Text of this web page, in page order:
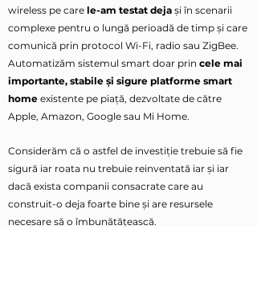
wireless pe care le-am testat deja și în scenarii
complexe pentru o lungă perioadă de timp și care
comunică prin protocol Wi-Fi, radio sau ZigBee.
Automatizăm sistemul smart doar prin cele mai
importante, stabile și sigure platforme smart
home existente pe piață, dezvoltate de către
Apple, Amazon, Google sau Mi Home.
Considerăm că o astfel de investiție trebuie să fie
sigură iar roata nu trebuie reinventată iar și iar
dacă exista companii consacrate care au
construit-o deja foarte bine și are resursele
necesare să o îmbunătățească.